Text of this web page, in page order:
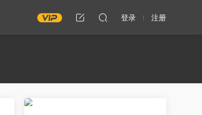
登录 注册